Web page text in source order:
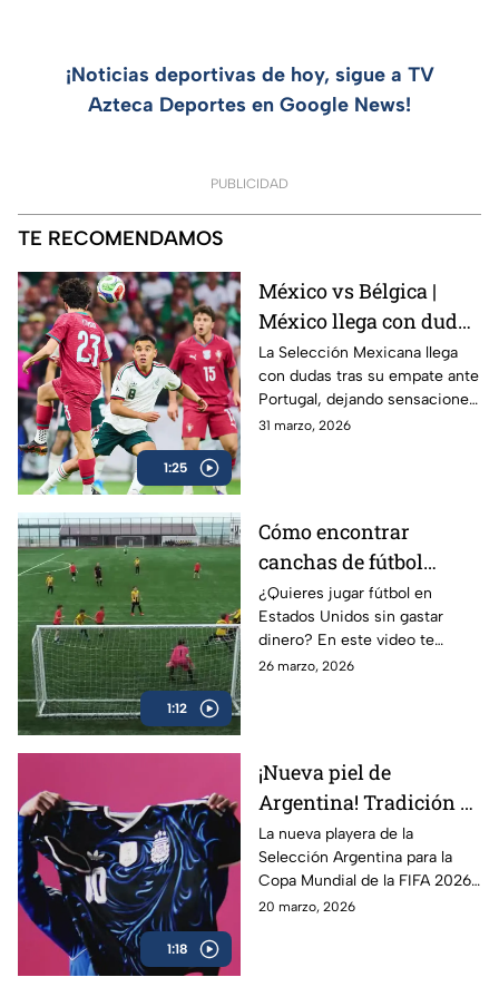
¡Noticias deportivas de hoy, sigue a TV
Azteca Deportes en Google News!
PUBLICIDAD
TE RECOMENDAMOS
1:25
México vs Bélgica |
México llega con dudas
vs una Belgica confiada
⚽
La Selección Mexicana llega
con dudas tras su empate ante
Portugal, dejando sensaciones
encontradas. Por su parte,
31 marzo, 2026
1:12
Cómo encontrar
canchas de fútbol
gratis cerca de ti en
EUA
¿Quieres jugar fútbol en
Estados Unidos sin gastar
dinero? En este video te
enseñamos cómo encontrar
26 marzo, 2026
1:18
¡Nueva piel de
Argentina! Tradición y
cultura rumbo a La
Copa Mundial de la
FIFA 2026
La nueva playera de la
Selección Argentina para la
Copa Mundial de la FIFA 2026
destaca por su mezcla de
20 marzo, 2026